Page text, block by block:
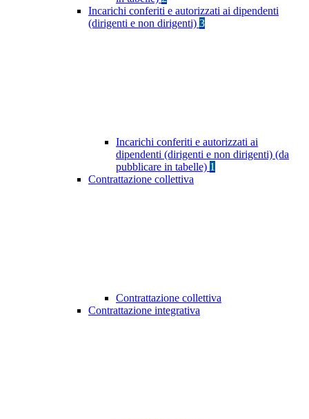
Incarichi conferiti e autorizzati ai dipendenti
(dirigenti e non dirigenti) 3
Incarichi conferiti e autorizzati ai
dipendenti (dirigenti e non dirigenti) (da
pubblicare in tabelle) 1
Contrattazione collettiva
Contrattazione collettiva
Contrattazione integrativa